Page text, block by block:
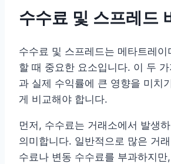
수수료 및 스프레드
수수료 및 스프레드는 메타트레이
할 때 중요한 요소입니다. 이 두
과 실제 수익률에 큰 영향을 미치
게 비교해야 합니다.
먼저, 수수료는 거래소에서 발생
의미합니다. 일반적으로 많은 거
수료나 변동 수수료를 부과하지만